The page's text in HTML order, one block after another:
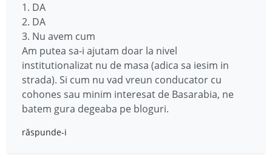
1. DA
2. DA
3. Nu avem cum
Am putea sa-i ajutam doar la nivel
institutionalizat nu de masa (adica sa iesim in
strada). Si cum nu vad vreun conducator cu
cohones sau minim interesat de Basarabia, ne
batem gura degeaba pe bloguri.
răspunde-i